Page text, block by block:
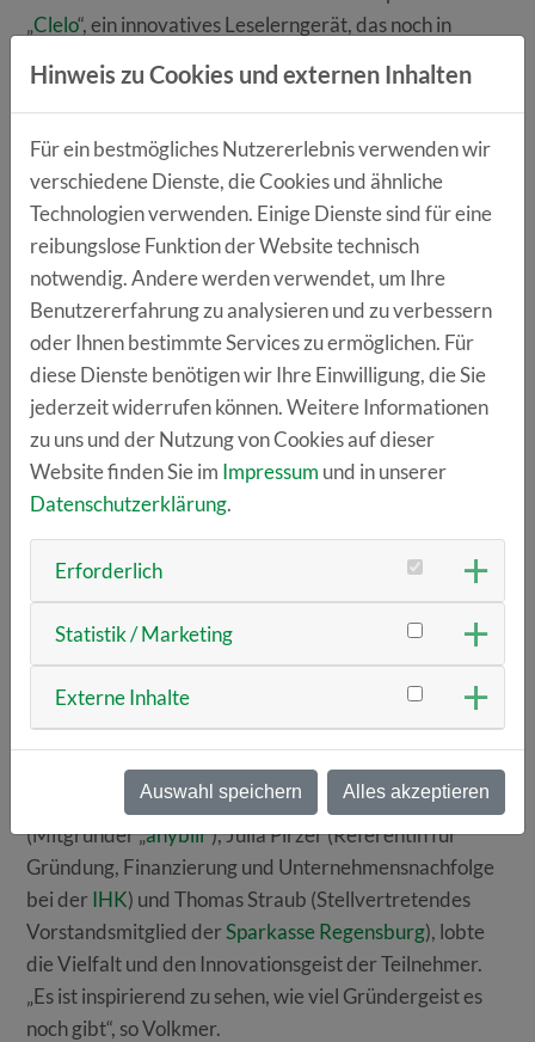
„Clelo“, ein innovatives Leselerngerät, das noch in
spielerischen Lernmöglichkeiten und einer sicheren
Bedienung soll es das selbstständige Lernen fördern
und Kindern Freude am Lesen vermitteln.
Christoph Schuirer von „featr me“ stellte eine App zur
einfachen Vertragserstellung vor. Nutzer beantworten
einige Fragen, und die Verhandlungskarten werden an
die entsprechende Person gesendet. Durch einfaches
Wischen kann zugestimmt oder abgelehnt werden, und
am Ende wird ein vollständiger Vertrag erstellt.
Das Start-up „Inklusionsmatch“ überzeugte das
Publikum mit seiner Mission, mehr Inklusion in
Unternehmen zu fördern. Arbeitgeber sollen
potenzielle Inklusionsaktivitäten vorgeschlagen
Beschäftigten mit Schwerbehinderung zu erfüllen und
Strafzahlungen zu vermeiden. Die Gründer Johannes
und Katharina Dotzler sowie Tobias Hiebl konnten die
Herzen und Stimmen des Publikums gewinnen und
wurden zum „Tiger der TechBase“ gekürt.
Die Jury, bestehend aus Christian Volkmer
(Vizepräsident derIHK Oberpfalz/Kelheimund
Geschäftsführer derp.29 group ), Tobias Gubo
(Mitgründer „anybill“), Julia Pirzer (Referentin für
Gründung, Finanzierung und Unternehmensnachfolge
bei derIHK) und Thomas Straub (Stellvertretendes
Vorstandsmitglied derSparkasse Regensburg), lobte
die Vielfalt und den Innovationsgeist der Teilnehmer.
„Es ist inspirierend zu sehen, wie viel Gründergeist es
noch gibt“, so Volkmer.
Hinweis zu Cookies und externen Inhalten
Für ein bestmögliches Nutzererlebnis verwenden wir
verschiedene Dienste, die Cookies und ähnliche
Technologien verwenden. Einige Dienste sind für eine
reibungslose Funktion der Website technisch
notwendig. Andere werden verwendet, um Ihre
Benutzererfahrung zu analysieren und zu verbessern
oder Ihnen bestimmte Services zu ermöglichen. Für
diese Dienste benötigen wir Ihre Einwilligung, die Sie
jederzeit widerrufen können. Weitere Informationen
zu uns und der Nutzung von Cookies auf dieser
Website finden Sie im Impressum und in unserer
Datenschutzerklärung.
Erforderlich
Statistik / Marketing
Externe Inhalte
Auswahl speichern Alles akzeptieren